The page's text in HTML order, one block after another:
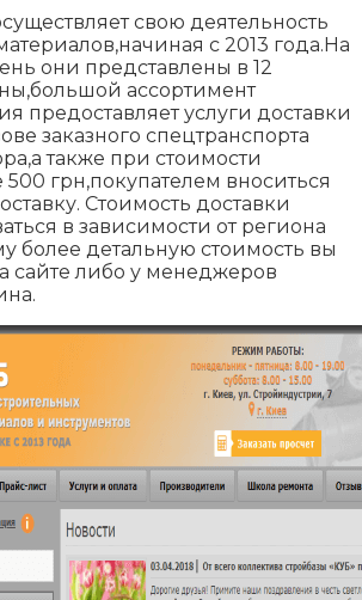
свою деятельность
с 2013 года.На
они представлены в 12
ассортимент
предоставляет услуги доставки
заказного спецтранспорта
также при стоимости
грн,покупателем вноситься
Стоимость доставки
в зависимости от региона
более детальную стоимость вы
сайте либо у менеджеров